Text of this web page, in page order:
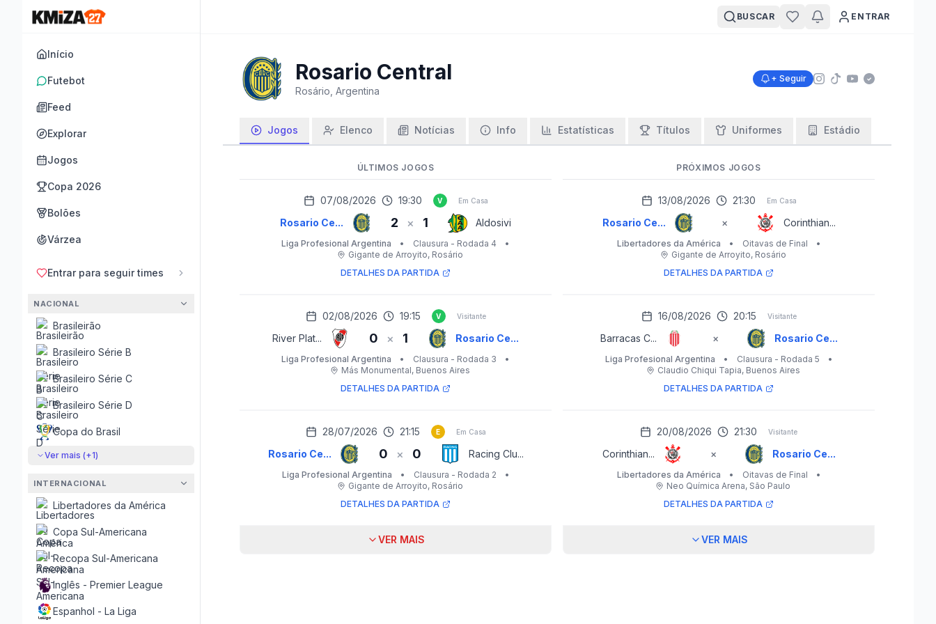
Início
Futebot
Feed
Explorar
Jogos
Copa 2026
Bolões
Várzea
Entrar para seguir times
NACIONAL
Brasileirão
Brasileiro Série B
Brasileiro Série C
Brasileiro Série D
Copa do Brasil
Ver mais (+1)
INTERNACIONAL
Libertadores da América
Copa Sul-Americana
Recopa Sul-Americana
Inglês - Premier League
Espanhol - La Liga
BUSCAR ENTRAR
Rosario Central
Rosário, Argentina
+ Seguir
Jogos Elenco Notícias Info Estatísticas Títulos Uniformes Estádio
ÚLTIMOS JOGOS
07/08/2026 19:30 V Em Casa
Rosario Ce... 2 × 1 Aldosivi
Liga Profesional Argentina • Clausura - Rodada 4
•
Gigante de Arroyito, Rosário
DETALHES DA PARTIDA
02/08/2026 19:15 V Visitante
River Plat... 0 × 1 Rosario Ce...
Liga Profesional Argentina • Clausura - Rodada 3
•
Más Monumental, Buenos Aires
DETALHES DA PARTIDA
28/07/2026 21:15 E Em Casa
Rosario Ce... 0 × 0 Racing Clu...
Liga Profesional Argentina • Clausura - Rodada 2
•
Gigante de Arroyito, Rosário
DETALHES DA PARTIDA
VER MAIS
PRÓXIMOS JOGOS
13/08/2026 21:30 Em Casa
Rosario Ce... × Corinthian...
Libertadores da América • Oitavas de Final
•
Gigante de Arroyito, Rosário
DETALHES DA PARTIDA
16/08/2026 20:15 Visitante
Barracas C... × Rosario Ce...
Liga Profesional Argentina • Clausura - Rodada 5
•
Claudio Chiqui Tapia, Buenos Aires
DETALHES DA PARTIDA
20/08/2026 21:30 Visitante
Corinthian... × Rosario Ce...
Libertadores da América • Oitavas de Final
•
Neo Química Arena, São Paulo
DETALHES DA PARTIDA
VER MAIS